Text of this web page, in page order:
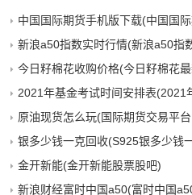
中国国际期货手机版下载(中国国
新浪a50指数实时行情(新浪a50指
今日籽棉花收购价格(今日籽棉花
2021年基金考试时间安排表(2021
原油现货怎么玩(国际期货交易平
银多少钱一克回收(S925银多少钱
金开新能(金开新能股票股吧)
新浪财经富时中国a50(富时中国